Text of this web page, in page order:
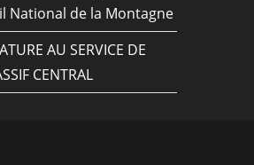
National de la Montagne
AU SERVICE DE
CENTRAL